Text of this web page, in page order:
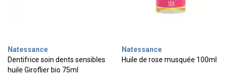
Natessance
Dentifrice soin dents sensibles
huile Giroflier bio 75ml
Natessance
Huile de rose musquée 100ml